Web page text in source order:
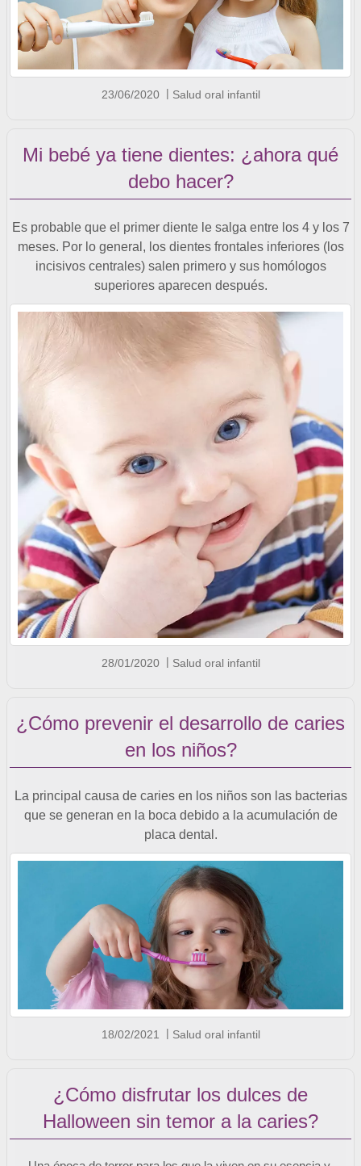
23/06/2020 Salud oral infantil
Mi bebé ya tiene dientes: ¿ahora qué
debo hacer?
Es probable que el primer diente le salga entre los 4 y los 7
meses. Por lo general, los dientes frontales inferiores (los
incisivos centrales) salen primero y sus homólogos
superiores aparecen después.
28/01/2020 Salud oral infantil
¿Cómo prevenir el desarrollo de caries
en los niños?
La principal causa de caries en los niños son las bacterias
que se generan en la boca debido a la acumulación de
placa dental.
18/02/2021 Salud oral infantil
¿Cómo disfrutar los dulces de
Halloween sin temor a la caries?